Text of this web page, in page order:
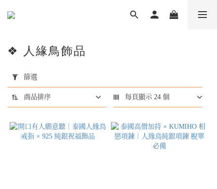
用
選
商
品
❖ 人緣鳥飾品
篩選
商品排序 每頁顯示 24 個